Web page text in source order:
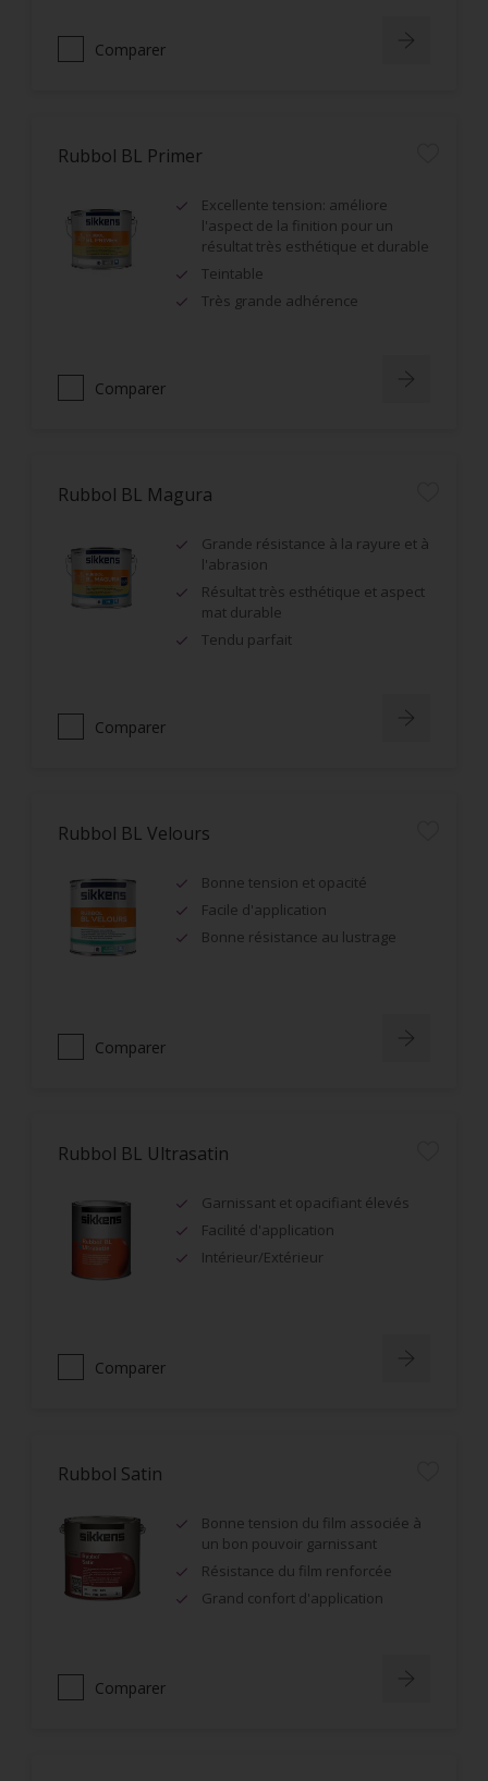
Comparer
Rubbol BL Primer
Excellente tension: améliore
l'aspect de la finition pour un
résultat très esthétique et durable
Teintable
Très grande adhérence
Comparer
Rubbol BL Magura
Grande résistance à la rayure et à
l'abrasion
Résultat très esthétique et aspect
mat durable
Tendu parfait
Comparer
Rubbol BL Velours
Bonne tension et opacité
Facile d'application
Bonne résistance au lustrage
Comparer
Rubbol BL Ultrasatin
Garnissant et opacifiant élevés
Facilité d'application
Intérieur/Extérieur
Comparer
Rubbol Satin
Bonne tension du film associée à
un bon pouvoir garnissant
Résistance du film renforcée
Grand confort d'application
Comparer